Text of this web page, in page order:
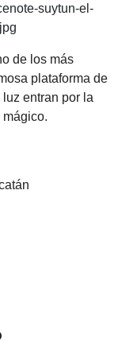
de los más
plataforma de
entran por la